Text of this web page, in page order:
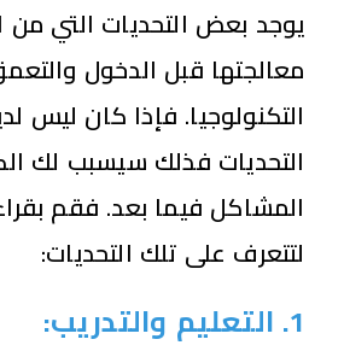
يوجد بعض التحديات التي من
معالجتها قبل الدخول
التكنولوجيا. فإذا كان ليس
التحديات فذلك سيسبب لك
المشاكل فيما بعد. فقم
لتتعرف على تلك التحديات:
1. التعليم والتدريب: